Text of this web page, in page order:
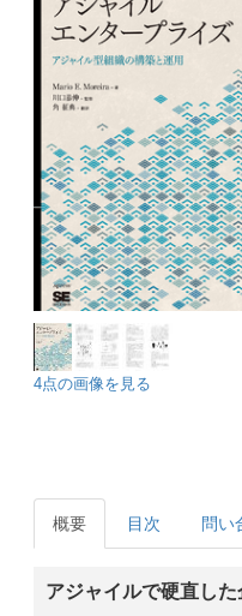
4点の画像を見る
概要 目次 問い
アジャイルで硬直し